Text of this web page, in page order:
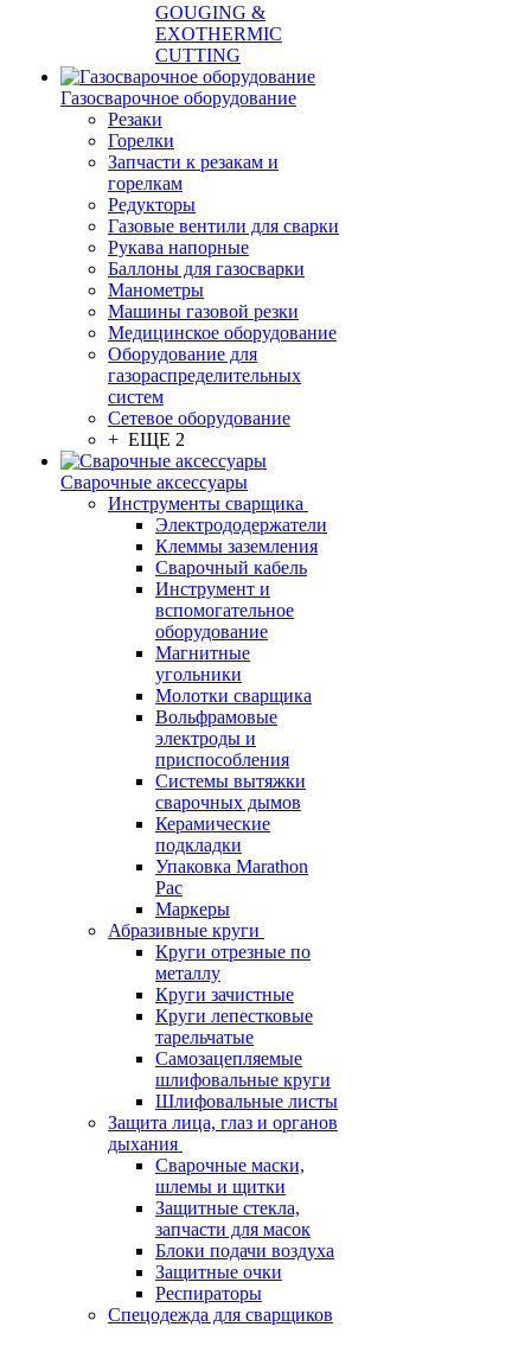
GOUGING &
EXOTHERMIC
CUTTING
Газосварочное оборудование
Резаки
Горелки
Запчасти к резакам и
горелкам
Редукторы
Газовые вентили для сварки
Рукава напорные
Баллоны для газосварки
Манометры
Машины газовой резки
Медицинское оборудование
Оборудование для
газораспределительных
систем
Сетевое оборудование
+ ЕЩЕ 2
Сварочные аксессуары
Инструменты сварщика
Электрододержатели
Клеммы заземления
Сварочный кабель
Инструмент и
вспомогательное
оборудование
Магнитные
угольники
Молотки сварщика
Вольфрамовые
электроды и
приспособления
Системы вытяжки
сварочных дымов
Керамические
подкладки
Упаковка Marathon
Pac
Маркеры
Абразивные круги
Круги отрезные по
металлу
Круги зачистные
Круги лепестковые
тарельчатые
Самозацепляемые
шлифовальные круги
Шлифовальные листы
Защита лица, глаз и органов
дыхания
Сварочные маски,
шлемы и щитки
Защитные стекла,
запчасти для масок
Блоки подачи воздуха
Защитные очки
Респираторы
Спецодежда для сварщиков